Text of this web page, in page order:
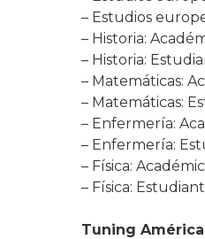
– Estudios
– Historia:
– Historia:
– Matemáticas:
– Matemáticas:
– Enfermería:
– Enfermería:
– Física:
– Física:
Tuning